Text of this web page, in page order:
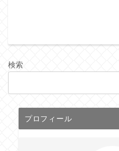
検索
プロフィール